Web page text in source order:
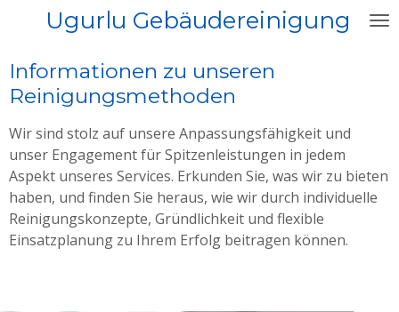
springen
Ugurlu Gebäudereinigung
Informationen zu unseren
Reinigungsmethoden
Wir sind stolz auf unsere Anpassungsfähigkeit und
unser Engagement für Spitzenleistungen in jedem
Aspekt unseres Services. Erkunden Sie, was wir zu bieten
haben, und finden Sie heraus, wie wir durch individuelle
Reinigungskonzepte, Gründlichkeit und flexible
Einsatzplanung zu Ihrem Erfolg beitragen können.